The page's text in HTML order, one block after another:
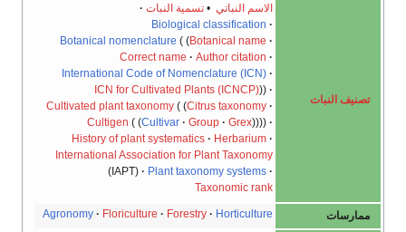
النبات
•تسمية النبات
Biological classification
Botanical nomenclature
Botanical name
Correct name
Author citation
International Code of Nomenclature (ICN)
ICN for Cultivated Plants (ICNCP)
Cultivated plant taxonomy
Citrus taxonomy
Cultigen
Cultivar Group
History of plant systematics
International Association for Plant Taxonomy
(IAPT)
Plant taxonomy systems
Taxonomic rank
Agronomy Floriculture Forestry Horticulture